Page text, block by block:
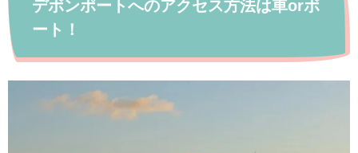
デボンポートへのアクセス方法は車orボ
ート！